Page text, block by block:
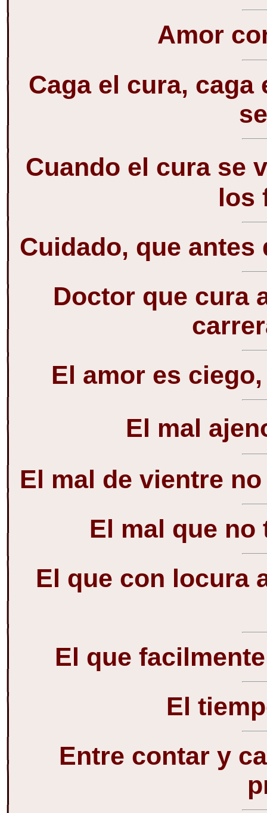
Amor
Caga el cura, caga
Cuando el cura se
los
Cuidado, que
Doctor que cura
El amor es
El mal
El mal de vientre
El mal que no
El que con locura
El que
El
Entre contar y